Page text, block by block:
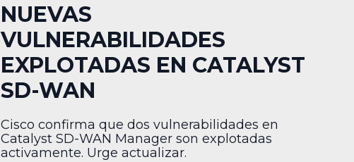
NUEVAS
VULNERABILIDADES
EXPLOTADAS EN CATALYST
SD-WAN
Cisco confirma que dos vulnerabilidades en
Catalyst SD-WAN Manager son explotadas
activamente. Urge actualizar.